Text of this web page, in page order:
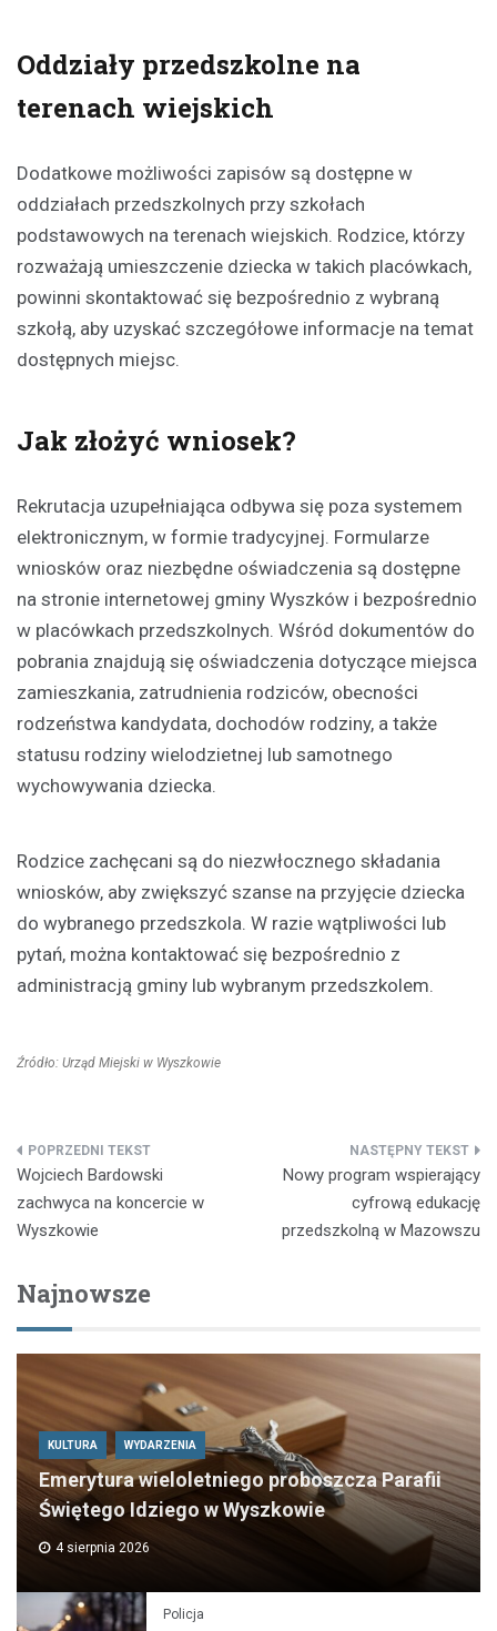
Oddziały przedszkolne na
terenach wiejskich
Dodatkowe możliwości zapisów są dostępne w
oddziałach przedszkolnych przy szkołach
podstawowych na terenach wiejskich. Rodzice, którzy
rozważają umieszczenie dziecka w takich placówkach,
powinni skontaktować się bezpośrednio z wybraną
szkołą, aby uzyskać szczegółowe informacje na temat
dostępnych miejsc.
Jak złożyć wniosek?
Rekrutacja uzupełniająca odbywa się poza systemem
elektronicznym, w formie tradycyjnej. Formularze
wniosków oraz niezbędne oświadczenia są dostępne
na stronie internetowej gminy Wyszków i bezpośrednio
w placówkach przedszkolnych. Wśród dokumentów do
pobrania znajdują się oświadczenia dotyczące miejsca
zamieszkania, zatrudnienia rodziców, obecności
rodzeństwa kandydata, dochodów rodziny, a także
statusu rodziny wielodzietnej lub samotnego
wychowywania dziecka.
Rodzice zachęcani są do niezwłocznego składania
wniosków, aby zwiększyć szanse na przyjęcie dziecka
do wybranego przedszkola. W razie wątpliwości lub
pytań, można kontaktować się bezpośrednio z
administracją gminy lub wybranym przedszkolem.
Źródło: Urząd Miejski w Wyszkowie
Nawigacja
wpisu
Wojciech Bardowski
zachwyca na koncercie w
Wyszkowie
Nowy program wspierający
cyfrową edukację
przedszkolną w Mazowszu
Najnowsze
KULTURA WYDARZENIA
Emerytura wieloletniego proboszcza Parafii
Świętego Idziego w Wyszkowie
4 sierpnia 2026
Policja